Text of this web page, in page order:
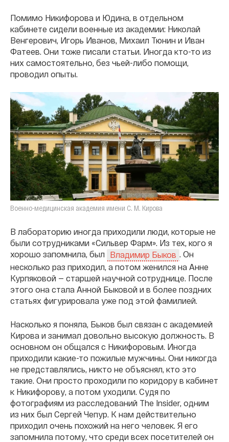
Помимо Никифорова и Юдина, в отдельном
кабинете сидели военные из академии: Николай
Венгерович, Игорь Иванов, Михаил Тюнин и Иван
Фатеев. Они тоже писали статьи. Иногда кто-то из
них самостоятельно, без чьей-либо помощи,
проводил опыты.
Военно-медицинская академия имени С. М. Кирова
В лабораторию иногда приходили люди, которые не
были сотрудниками «Сильвер Фарм». Из тех, кого я
хорошо запомнила, был
Владимир Быков
. Он
несколько раз приходил, а потом женился на Анне
Курпяковой — старшей научной сотруднице. После
этого она стала Анной Быковой и в более поздних
статьях фигурировала уже под этой фамилией.
Насколько я поняла, Быков был связан с академией
Кирова и занимал довольно высокую должность. В
основном он общался с Никифоровым. Иногда
приходили какие-то пожилые мужчины. Они никогда
не представлялись, никто не объяснял, кто это
такие. Они просто проходили по коридору в кабинет
к Никифорову, а потом уходили. Судя по
фотографиям из расследований The Insider, одним
из них был Сергей Чепур. К нам действительно
приходил очень похожий на него человек. Я его
запомнила потому, что среди всех посетителей он